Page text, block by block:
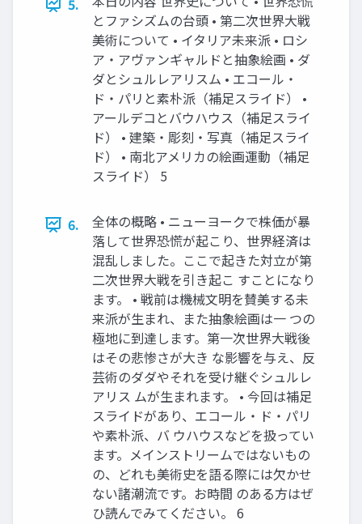
5.
とファシズムの台頭 • 第二次世界大戦
美術について • イタリア未来派 • ロシ
ア・アヴァンギャルドと抽象絵画 • ダ
ダとシュルレアリスム • エコール・
ド・パリと素朴派（補足スライド） •
アールデコとバウハウス（補足スライ
ド） • 建築・彫刻・写真（補足スライ
ド） • 南北アメリカの絵画運動（補足
スライド） 5
6.
全体の概略 • ニューヨークで株価が暴
落して世界恐慌が起こり、世界経済は
混乱しました。ここで起きた対立が第
二次世界大戦を引き起こ すことになり
ます。 • 戦前は機械文明を賛美する未
来派が生まれ、また抽象絵画は一 つの
極地に到達します。第一次世界大戦後
はその悲惨さが大き な影響を与え、反
芸術のダダやそれを受け継ぐシュルレ
アリス ムが生まれます。 • 今回は補足
スライドがあり、エコール・ド・パリ
や素朴派、バ ウハウスなどを扱ってい
ます。メインストリームではないもの
の、どれも美術史を語る際には欠かせ
ない諸潮流です。お時間 のある方はぜ
ひ読んでみてください。 6